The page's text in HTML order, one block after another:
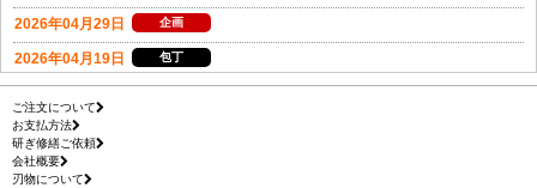
ご注文について
お支払方法
研ぎ修繕ご依頼
会社概要
刃物について